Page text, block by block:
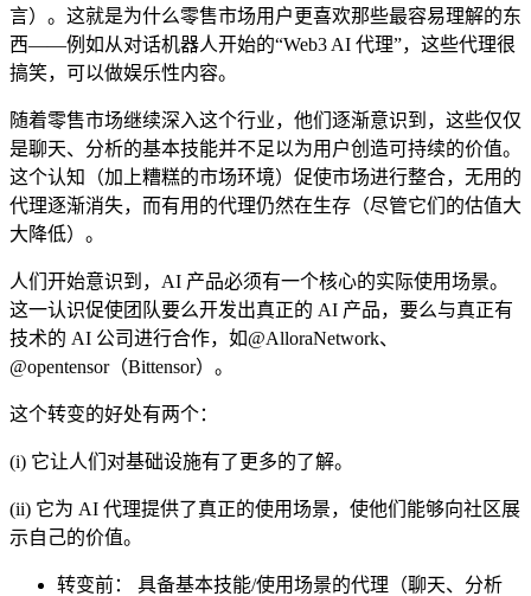
言）。这就是为什么零售市场用户更喜欢那些最容易理解的东
西——例如从对话机器人开始的“Web3 AI 代理”，这些代理很
搞笑，可以做娱乐性内容。
随着零售市场继续深入这个行业，他们逐渐意识到，这些仅仅
是聊天、分析的基本技能并不足以为用户创造可持续的价值。
这个认知（加上糟糕的市场环境）促使市场进行整合，无用的
代理逐渐消失，而有用的代理仍然在生存（尽管它们的估值大
大降低）。
人们开始意识到，AI 产品必须有一个核心的实际使用场景。
这一认识促使团队要么开发出真正的 AI 产品，要么与真正有
技术的 AI 公司进行合作，如@AlloraNetwork、
@opentensor（Bittensor）。
这个转变的好处有两个：
(i) 它让人们对基础设施有了更多的了解。
(ii) 它为 AI 代理提供了真正的使用场景，使他们能够向社区展
示自己的价值。
转变前： 具备基本技能/使用场景的代理（聊天、分析